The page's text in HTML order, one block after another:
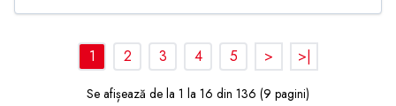
1 2 3 4 5 > >|
Se afișează de la 1 la 16 din 136 (9 pagini)